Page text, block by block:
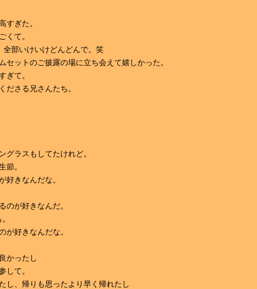
すぎた。
くて。
部いけいけどんどんで。笑
セットのご披露の場に立ち会えて嬉しかった。
ぎて。
ださる兄さんたち。
グラスもしてたけれど。
節。
好きなんだな。
のが好きなんだ。
が好きなんだな。
かったし
して。
し、帰りも思ったより早く帰れたし